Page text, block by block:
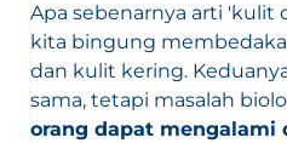
Apa sebenarnya arti 'kulit
kita bingung
dan kulit kering.
sama, tetapi masalah
orang dapat mengalami